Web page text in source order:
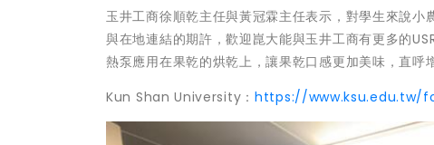
玉井工商徐順乾主任與黃冠霖主任表示，對學生來說
與在地連結的期許，歡迎崑大能與玉井工商有更多的
熱泵應用在果乾的烘乾上，讓果乾口感更加美味，直呼
Kun Shan University： https://www.ksu.edu.tw/